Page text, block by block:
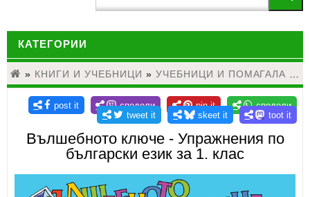
КАТЕГОРИИ
ДЕТСКИ ГРАДИНИ И НАЧАЛНО ОБРАЗОВАНИЕ
ЕЗИКОВО ОБУЧЕНИЕ
МАТЕМАТИКА
НАУКИ
ИЗКУСТВА
» КНИГИ И УЧЕБНИЦИ » УЧЕБНИЦИ И ПОМАГАЛА
Вълшебното ключе - Упражнения по
български език за 1. клас